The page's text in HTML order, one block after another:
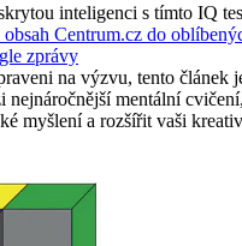
inteligenci s tímto IQ
obsah Centrum.cz do
zprávy
na výzvu, tento článek
nejnáročnější mentální
myšlení a rozšířit vaši